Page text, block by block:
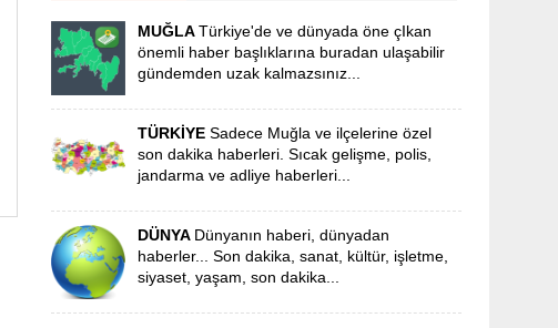
MUĞLATürkiye'de ve dünyada öne çIkan
önemli haber başlıklarına buradan ulaşabilir
gündemden uzak kalmazsınız...
TÜRKİYESadece Muğla ve ilçelerine özel
son dakika haberleri. Sıcak gelişme, polis,
jandarma ve adliye haberleri...
DÜNYA Dünyanın haberi, dünyadan
haberler... Son dakika, sanat, kültür, işletme,
siyaset, yaşam, son dakika...